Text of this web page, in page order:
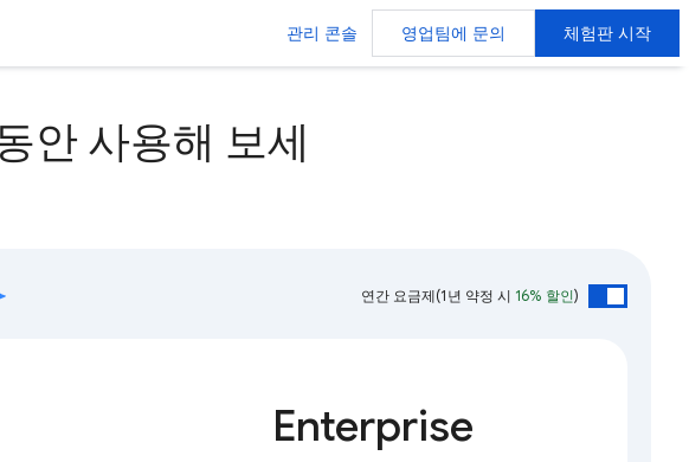
관리 콘솔 영업팀에 문의 체험판 시작
안 사용해 보세
연간 요금제(1년 약정 시 16% 할인)
Enterprise